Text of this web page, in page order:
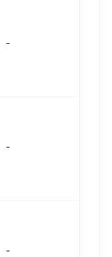
-
-
-